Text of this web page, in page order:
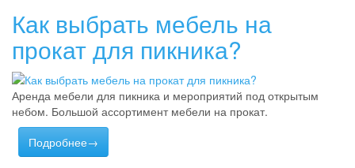
Как выбрать мебель на
прокат для пикника?
Аренда мебели для пикника и мероприятий под открытым
небом. Большой ассортимент мебели на прокат.
Подробнее→